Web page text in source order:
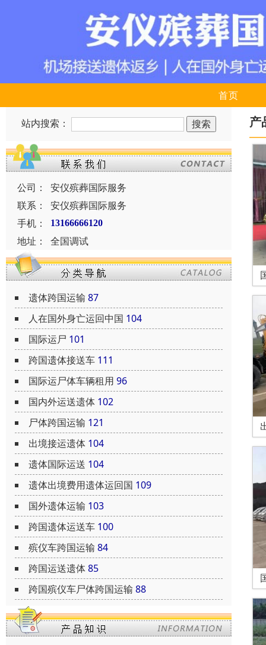
首页
站内搜索：
公司：
安仪殡葬国际服务
联系：
安仪殡葬国际服务
手机：
13166666120
地址： 全国调试
遗体跨国运输 87
人在国外身亡运回中国 104
国际运尸 101
跨国遗体接送车 111
国际运尸体车辆租用 96
国内外运送遗体 102
尸体跨国运输 121
出境接运遗体 104
遗体国际运送 104
遗体出境费用遗体运回国 109
国外遗体运输 103
跨国遗体运送车 100
殡仪车跨国运输 84
跨国运送遗体85
跨国殡仪车尸体跨国运输 88
产